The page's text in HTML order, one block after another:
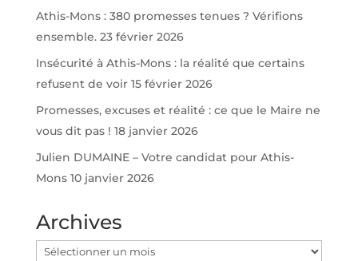
Athis-Mons : 380 promesses tenues ? Vérifions
ensemble. 23 février 2026
Insécurité à Athis-Mons : la réalité que certains
refusent de voir 15 février 2026
Promesses, excuses et réalité : ce que le Maire ne
vous dit pas ! 18 janvier 2026
Julien DUMAINE – Votre candidat pour Athis-
Mons 10 janvier 2026
Archives
Archives